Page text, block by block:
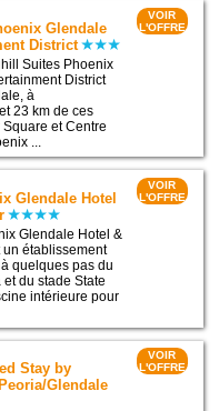
Glendale
District
Suites Phoenix
District
à
23 km de ces
et Centre
...
VOIR
L'OFFRE
Glendale Hotel
Glendale Hotel &
établissement
quelques pas du
du stade State
intérieure pour
VOIR
L'OFFRE
Stay by
Glendale
VOIR
L'OFFRE